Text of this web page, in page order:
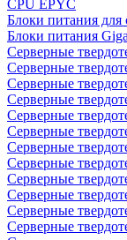
CPU EPYC
Блоки питания для
Блоки питания
Серверные
Cерверные
Cерверные
Cерверные
Cерверные
Серверные
Серверные
Cерверные
Cерверные
Cерверные
Cерверные
Cерверные